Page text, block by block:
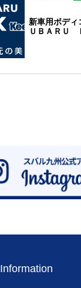
新車用ボディ
ＵＢＡＲＵ
Information